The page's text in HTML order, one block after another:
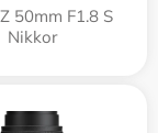
50mm F1.8 S
Nikkor